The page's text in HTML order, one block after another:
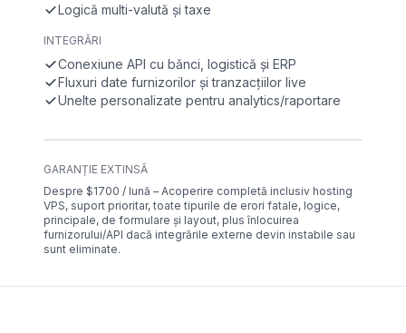
Logică multi-valută și taxe
INTEGRĂRI
Conexiune API cu bănci, logistică și ERP
Fluxuri date furnizorilor și tranzacțiilor live
Unelte personalizate pentru analytics/raportare
GARANȚIE EXTINSĂ
Despre $1700 / lună – Acoperire completă inclusiv hosting
VPS, suport prioritar, toate tipurile de erori fatale, logice,
principale, de formulare și layout, plus înlocuirea
furnizorului/API dacă integrările externe devin instabile sau
sunt eliminate.